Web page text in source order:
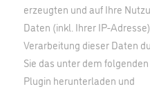
erzeugten und auf Ihre
Daten (inkl. Ihrer IP-
Verarbeitung dieser Daten
Sie das unter dem
Plugin herunterladen und